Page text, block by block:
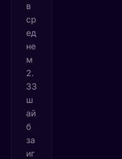
в
ср
ед
не
м
2.
33
ш
ай
б
за
иг